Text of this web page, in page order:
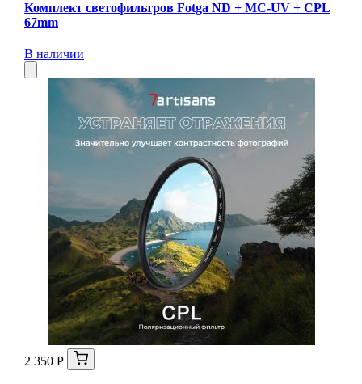
Комплект светофильтров Fotga ND + MC-UV + CPL
67mm
В наличии
2 350 Р